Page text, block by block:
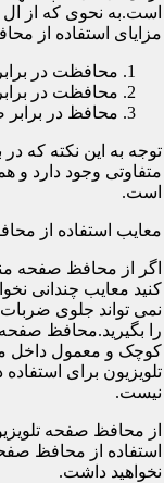
است.به نحوی که از
مزایای استفاده از
محافظت در
محافظت در
محافظ در
توجه به این نکته که
متفاوتی وجود دارد و
است.
معایب استفاده از
اگر از محافظ صفحه
کنید معایب چندانی
نمی تواند جلوی
را بگیرید.محافظ
کوچک و معمول داخل
تلویزیون برای
نیست.
از محافظ صفحه
استفاده از محافظ
نخواهید داشت.